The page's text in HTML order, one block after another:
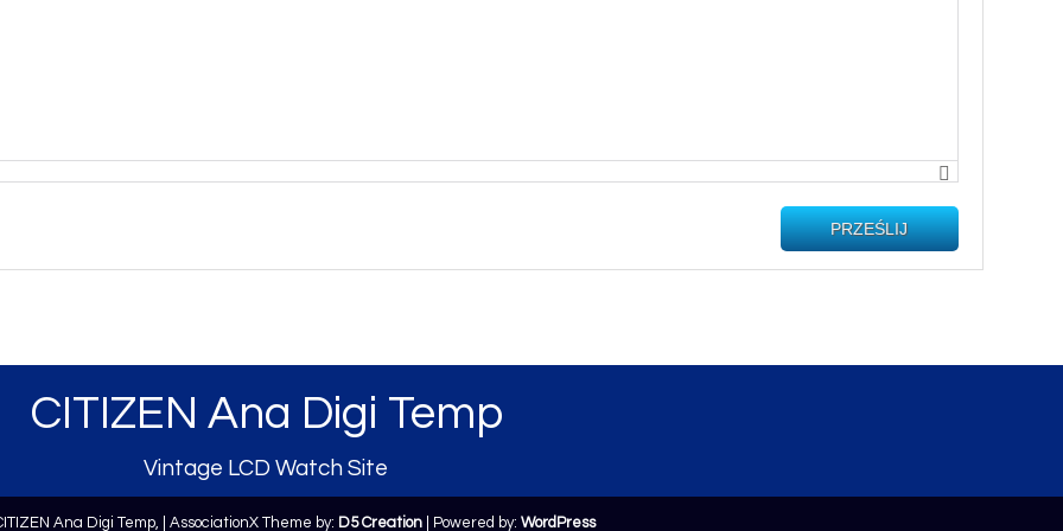
PRZEŚLIJ
CITIZEN Ana Digi Temp
Vintage LCD Watch Site
Ana Digi Temp, | AssociationX Theme by: D5 Creation| Powered by: WordPress